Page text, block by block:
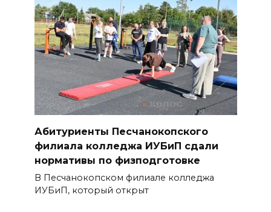
Абитуриенты Песчанокопского
филиала колледжа ИУБиП сдали
нормативы по физподготовке
В Песчанокопском филиале колледжа
ИУБиП, который открыт